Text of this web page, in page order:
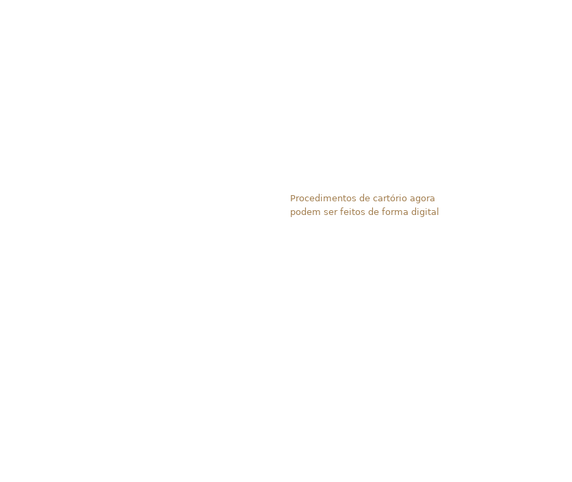
Procedimentos de cartório agora
podem ser feitos de forma digital